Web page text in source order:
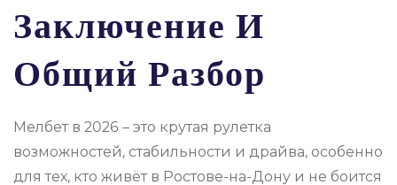
Заключение И
Общий Разбор
Мелбет в 2026 – это крутая рулетка
возможностей, стабильности и драйва, особенно
для тех, кто живёт в Ростове-на-Дону и не боится